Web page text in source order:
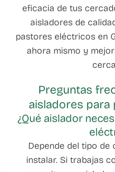
eficacia de tus
aisladores de
pastores eléctricos en
ahora mismo y
Preguntas
aisladores
¿Qué aislador
Depende del tipo de
instalar. Si trabajas